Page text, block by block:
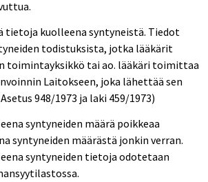
tietoja kuolleena syntyneistä. Tiedot
todistuksista, jotka lääkärit
toimintayksikkö tai ao. lääkäri toimittaa
Laitokseen, joka lähettää sen
948/1973 ja laki 459/1973)
syntyneiden määrä poikkeaa
syntyneiden määrästä jonkin verran.
syntyneiden tietoja odotetaan